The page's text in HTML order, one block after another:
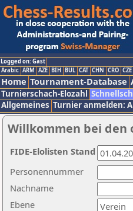
Logged on: Gast
Arabic ARM AZE BIH BUL CAT CHN CRO CZE
Home Tournament-Database
Turnierschach-Elozahl
Allgemeines Turnier anmelden:
Willkommen bei den
Nachname
Ebene
Personennummer
FIDE-Elolisten Stand